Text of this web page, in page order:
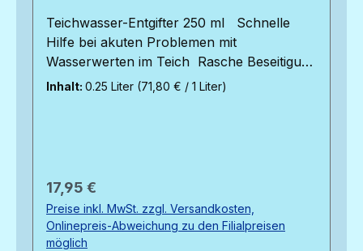
Teichwasser-Entgifter 250 ml Schnelle
Hilfe bei akuten Problemen mit
Wasserwerten im Teich Rasche Beseitigung
von Ammonium/AmmoniakReduziert Nitrat
Mikroorganismen freigesetzt, die Ammoniak
und Nitrit für ihr eigenes Wachstum
verbrauchen. Innerhalb weniger Stunden
werden die entsprechenden Werte deutlich
Inhalt: 0.25 Liter (71,80 € / 1 Liter)
Regulärer Preis:
17,95 €
Preise inkl. MwSt. zzgl. Versandkosten,
Onlinepreis-Abweichung zu den Filialpreisen
möglich